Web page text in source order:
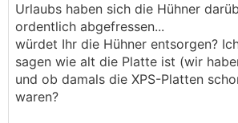
Urlaubs haben sich die Hühner
ordentlich abgefressen...
würdet Ihr die Hühner entsorgen?
sagen wie alt die Platte ist (wir
und ob damals die XPS-Platten
waren?